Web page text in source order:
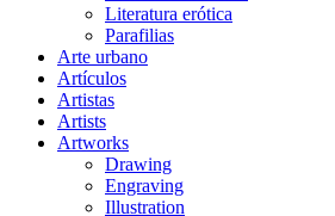
Literatura erótica
Parafilias
Arte urbano
Artículos
Artistas
Artists
Artworks
Drawing
Engraving
Illustration